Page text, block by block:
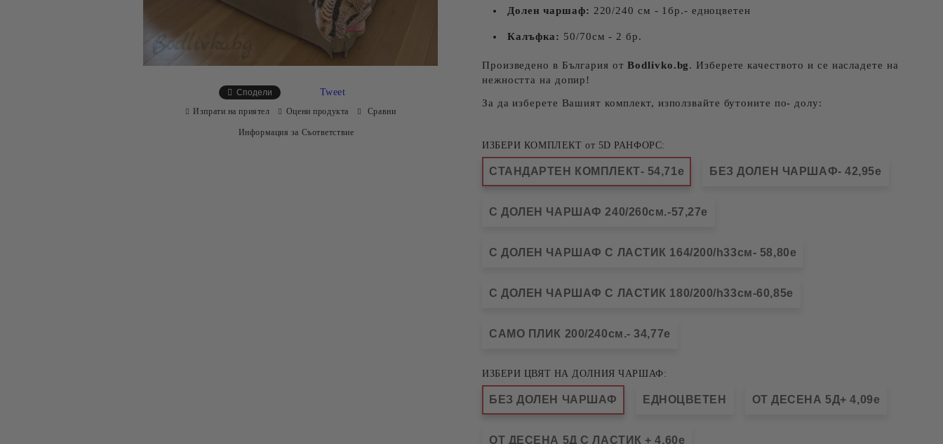
Долен чаршаф: 220/240 см - 1бр.- едноцветен
Калъфка: 50/70см - 2 бр.
Произведено в България отBodlivko.bg. Изберете качеството и се насладете на
нежността на допир!
За да изберете Вашият комплект, използвайте бутоните по- долу:
ИЗБЕРИ КОМПЛЕКТ от 5D РАНФОРС:
СТАНДАРТЕН КОМПЛЕКТ- 54,71e БЕЗ ДОЛЕН ЧАРШАФ- 42,95e
С ДОЛЕН ЧАРШАФ 240/260см.-57,27e
С ДОЛЕН ЧАРШАФ С ЛАСТИК 164/200/h33см- 58,80e
С ДОЛЕН ЧАРШАФ С ЛАСТИК 180/200/h33см-60,85e
САМО ПЛИК 200/240см.- 34,77e
ИЗБЕРИ ЦВЯТ НА ДОЛНИЯ ЧАРШАФ:
БЕЗ ДОЛЕН ЧАРШАФ ЕДНОЦВЕТЕН ОТ ДЕСЕНА 5Д+ 4,09e
ОТ ДЕСЕНА 5Д С ЛАСТИК + 4,60e
Сподели Tweet
Изпрати на приятел Оцени продукта Сравни
Информация за Съответствие